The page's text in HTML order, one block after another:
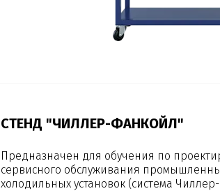
СТЕНД "ЧИЛЛЕР-ФАНКОЙЛ"
Предназначен для обучения по
сервисного обслуживания
холодильных установок (система